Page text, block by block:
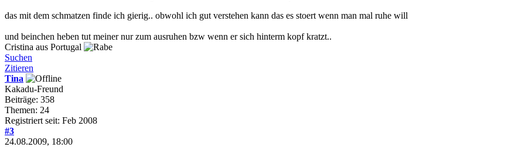
das mit dem schmatzen finde ich gierig.. obwohl ich gut verstehen kann das es stoert wenn man mal ruhe will
und beinchen heben tut meiner nur zum ausruhen bzw wenn er sich hinterm kopf kratzt..
Cristina aus Portugal
Suchen
Zitieren
Tina
Kakadu-Freund
Beiträge: 358
Themen: 24
Registriert seit: Feb 2008
#3
24.08.2009, 18:00